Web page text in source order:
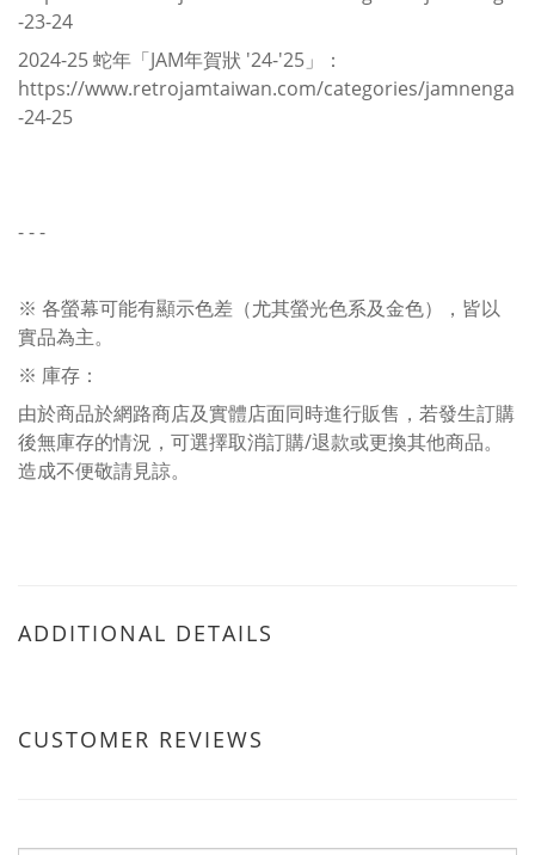
-23-24
2024-25 蛇年「JAM年賀狀 '24-'25」：
https://www.retrojamtaiwan.com/categories/jamnenga
-24-25
- - -
※ 各螢幕可能有顯示色差（尤其螢光色系及金色），皆以
實品為主。
※ 庫存：
由於商品於網路商店及實體店面同時進行販售，若發生訂購
後無庫存的情況，可選擇取消訂購/退款或更換其他商品。
造成不便敬請見諒。
ADDITIONAL DETAILS
CUSTOMER REVIEWS